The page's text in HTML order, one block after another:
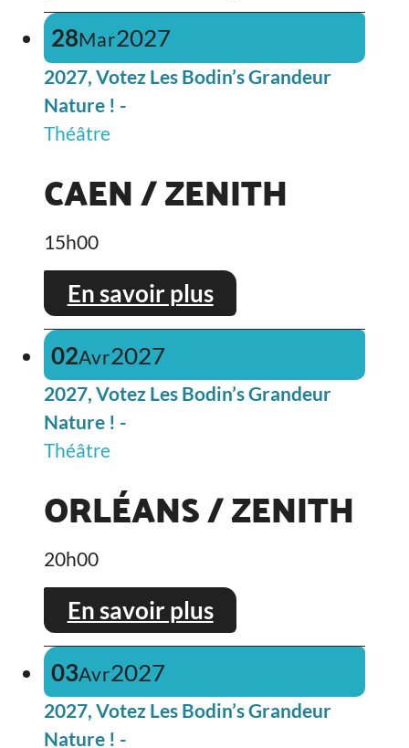
28Mar2027
2027, Votez Les Bodin’s Grandeur
Nature ! -
Théâtre
CAEN / ZENITH
15h00
En savoir plus
02Avr2027
2027, Votez Les Bodin’s Grandeur
Nature ! -
Théâtre
ORLÉANS / ZENITH
20h00
En savoir plus
03Avr2027
2027, Votez Les Bodin’s Grandeur
Nature ! -